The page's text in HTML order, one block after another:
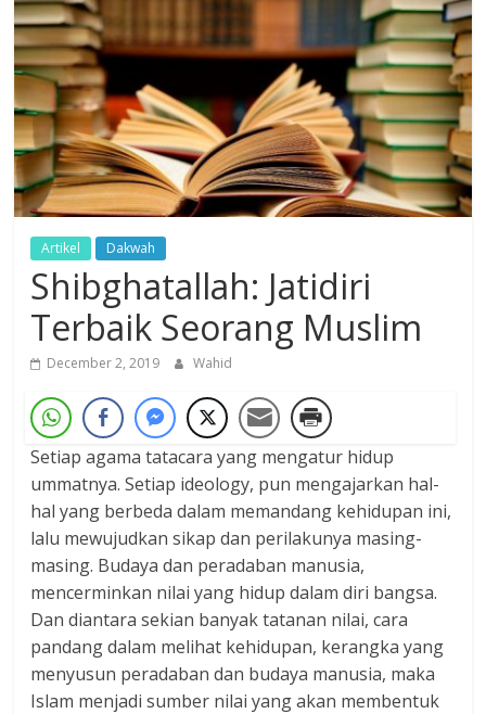
Dzikir,
Fikir,
Ikhtiar
Artikel Dakwah
Shibghatallah: Jatidiri
Terbaik Seorang Muslim
December 2, 2019 Wahid
Setiap agama tatacara yang mengatur hidup
ummatnya. Setiap ideology, pun mengajarkan hal-
hal yang berbeda dalam memandang kehidupan ini,
lalu mewujudkan sikap dan perilakunya masing-
masing. Budaya dan peradaban manusia,
mencerminkan nilai yang hidup dalam diri bangsa.
Dan diantara sekian banyak tatanan nilai, cara
pandang dalam melihat kehidupan, kerangka yang
menyusun peradaban dan budaya manusia, maka
Islam menjadi sumber nilai yang akan membentuk